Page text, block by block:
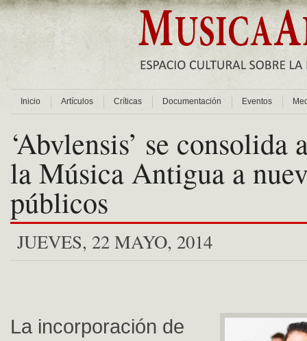
Inicio Artículos Críticas Documentación Eventos
‘Abvlensis’ se consolida
la Música Antigua a
públicos
JUEVES, 22 MAYO, 2014
La incorporación de